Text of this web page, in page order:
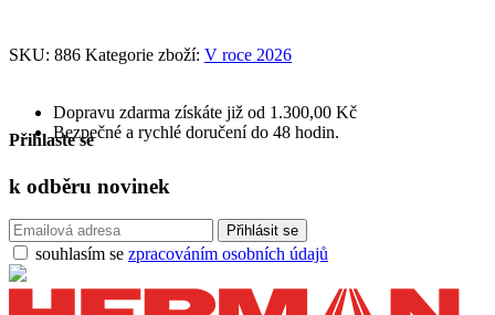
SKU: 886 Kategorie zboží: V roce 2026
Dopravu zdarma získáte již od 1.300,00 Kč
Bezpečné a rychlé doručení do 48 hodin.
Přihlaste se
k odběru novinek
souhlasím se zpracováním osobních údajů